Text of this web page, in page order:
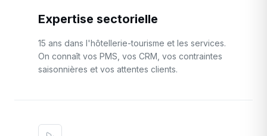
Expertise sectorielle
15 ans dans l'hôtellerie-tourisme et les services.
On connaît vos PMS, vos CRM, vos contraintes
saisonnières et vos attentes clients.